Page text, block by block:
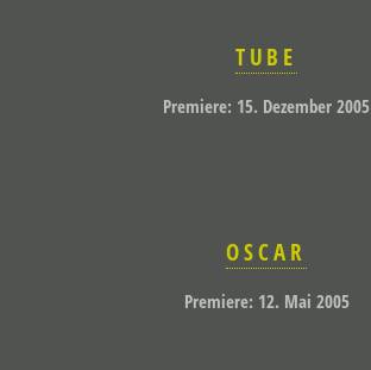
TUBE
Premiere: 15. Dezember 2005
OSCAR
Premiere: 12. Mai 2005